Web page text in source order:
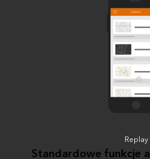
Replay
Standardowe funkcje